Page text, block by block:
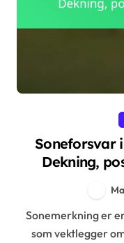
Soneforsvar
Dekning,
Sonemerkning er en taktisk defensiv strategi i fotball
som vektlegger